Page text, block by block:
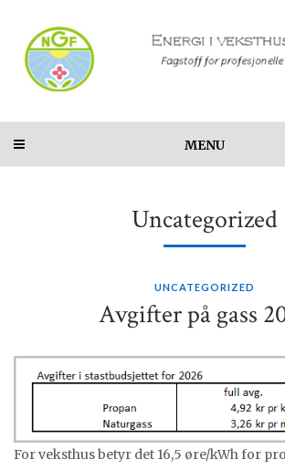
MENU
Uncategorized
UNCATEGORIZED
Avgifter på gass
For veksthus betyr det 16,5 øre/kWh for